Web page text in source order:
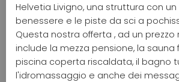
Helvetia Livigno, una struttura con
benessere e le piste da sci a
Questa nostra offerta , ad un
include la mezza pensione, la sauna
piscina coperta riscaldata, il bagno
l'idromassaggio e anche dei